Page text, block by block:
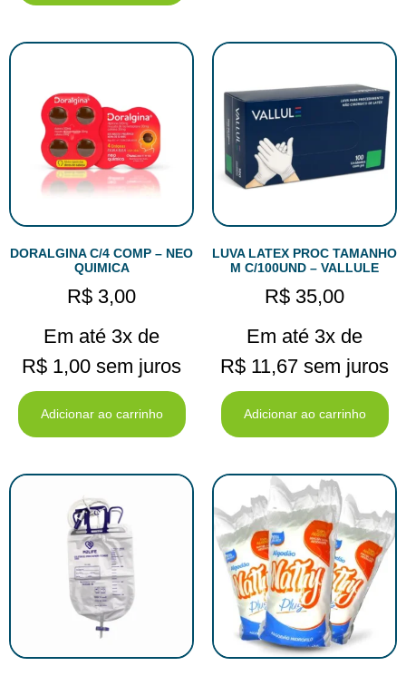
DORALGINA C/4 COMP – NEO
QUIMICA
R$ 3,00
Em até 3x de
R$ 1,00 sem juros
Adicionar ao carrinho
LUVA LATEX PROC TAMANHO
M C/100UND – VALLULE
R$ 35,00
Em até 3x de
R$ 11,67 sem juros
Adicionar ao carrinho